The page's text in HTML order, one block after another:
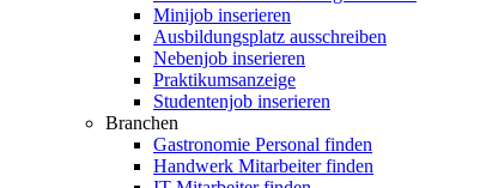
Minijob inserieren
Ausbildungsplatz ausschreiben
Nebenjob inserieren
Praktikumsanzeige
Studentenjob inserieren
Branchen
Gastronomie Personal finden
Handwerk Mitarbeiter finden